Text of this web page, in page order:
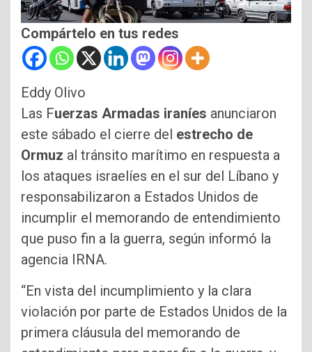
Compártelo en tus redes
Eddy Olivo
Las Fuerzas Armadas iraníes anunciaron
este sábado el cierre del estrecho de
Ormuz al tránsito marítimo en respuesta a
los ataques israelíes en el sur del Líbano y
responsabilizaron a Estados Unidos de
incumplir el memorando de entendimiento
que puso fin a la guerra, según informó la
agencia IRNA.
“En vista del incumplimiento y la clara
violación por parte de Estados Unidos de la
primera cláusula del memorando de